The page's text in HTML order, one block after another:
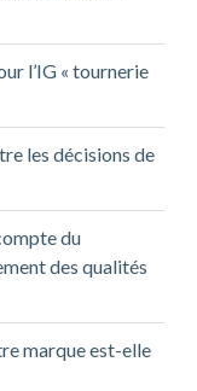
l’IG « tournerie
les décisions de
du
des qualités
marque est-elle